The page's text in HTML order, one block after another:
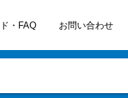
・FAQ お問い合わせ